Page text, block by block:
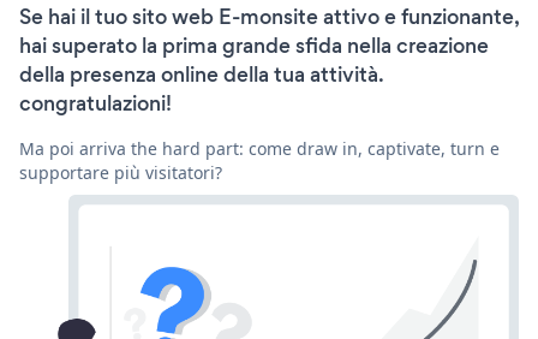
Se hai il tuo sito web E-monsite attivo e funzionante,
hai superato la prima grande sfida nella creazione
della presenza online della tua attività.
congratulazioni!
Ma poi arriva the hard part: come draw in, captivate, turn e
supportare più visitatori?